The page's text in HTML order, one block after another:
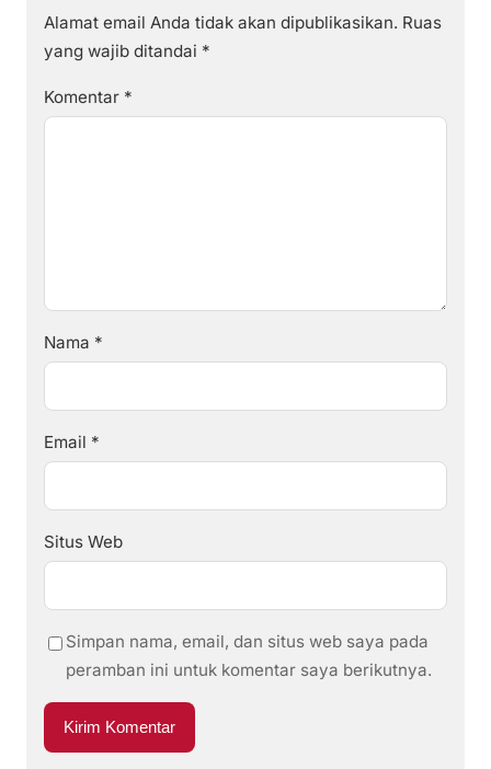
Alamat email Anda tidak akan dipublikasikan. Ruas
yang wajib ditandai *
Komentar *
Nama *
Email *
Situs Web
Simpan nama, email, dan situs web saya pada
peramban ini untuk komentar saya berikutnya.